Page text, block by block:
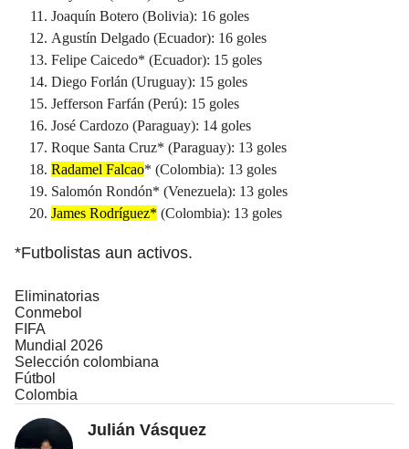
Joaquín Botero (Bolivia): 16 goles
Agustín Delgado (Ecuador): 16 goles
Felipe Caicedo* (Ecuador): 15 goles
Diego Forlán (Uruguay): 15 goles
Jefferson Farfán (Perú): 15 goles
José Cardozo (Paraguay): 14 goles
Roque Santa Cruz* (Paraguay): 13 goles
Radamel Falcao* (Colombia): 13 goles
Salomón Rondón* (Venezuela): 13 goles
James Rodríguez* (Colombia): 13 goles
*Futbolistas aun activos.
Eliminatorias
Conmebol
FIFA
Mundial 2026
Selección colombiana
Fútbol
Colombia
Julián Vásquez